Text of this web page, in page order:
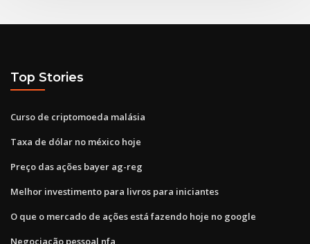
Top Stories
Curso de criptomoeda malásia
Taxa de dólar no méxico hoje
Preço das ações bayer ag-reg
Melhor investimento para livros para iniciantes
O que o mercado de ações está fazendo hoje no google
Negociação pessoal nfa